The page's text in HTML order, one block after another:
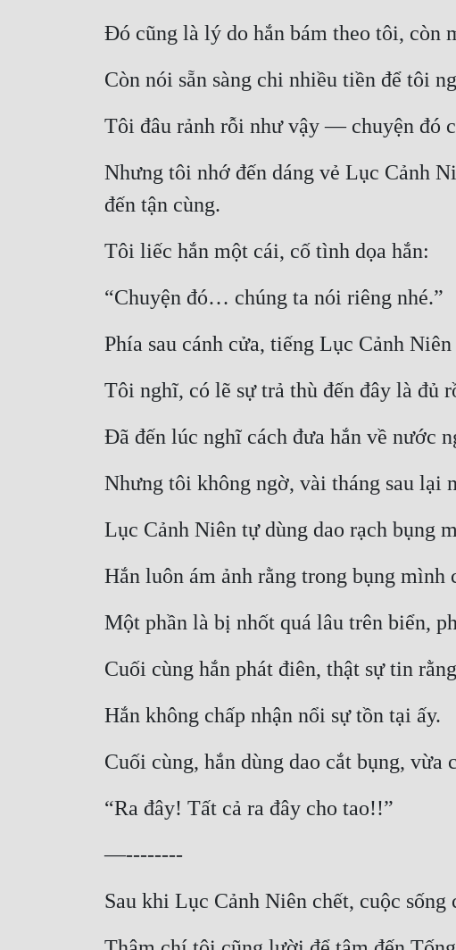
Đó cũng là lý do hắn bám theo tôi, còn
Còn nói sẵn sàng chi nhiều tiền để tôi
Tôi đâu rảnh rỗi như vậy — chuyện đó
Nhưng tôi nhớ đến dáng vẻ Lục Cảnh
đến tận cùng.
Tôi liếc hắn một cái, cố tình dọa hắn:
“Chuyện đó… chúng ta nói riêng nhé.”
Phía sau cánh cửa, tiếng Lục Cảnh
Tôi nghĩ, có lẽ sự trả thù đến đây là đủ
Đã đến lúc nghĩ cách đưa hắn về nước
Nhưng tôi không ngờ, vài tháng sau lại
Lục Cảnh Niên tự dùng dao rạch bụng
Hắn luôn ám ảnh rằng trong bụng mình
Một phần là bị nhốt quá lâu trên biển,
Cuối cùng hắn phát điên, thật sự tin
Hắn không chấp nhận nổi sự tồn tại ấy.
Cuối cùng, hắn dùng dao cắt bụng, vừa
“Ra đây! Tất cả ra đây cho tao!!”
—--------
Sau khi Lục Cảnh Niên chết, cuộc